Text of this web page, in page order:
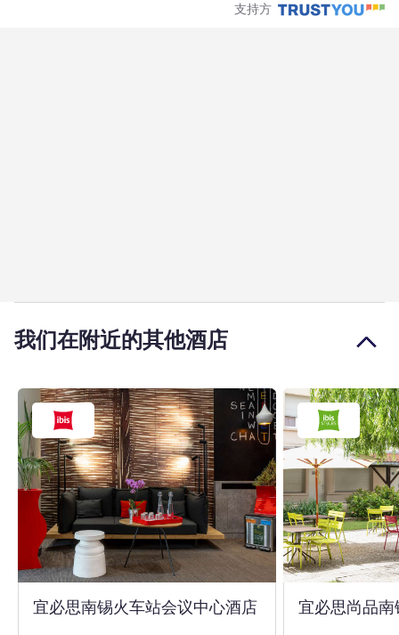
支持方
我们在附近的其他酒店
宜必思南锡火车站会议中心酒店3 星 宜必思尚品